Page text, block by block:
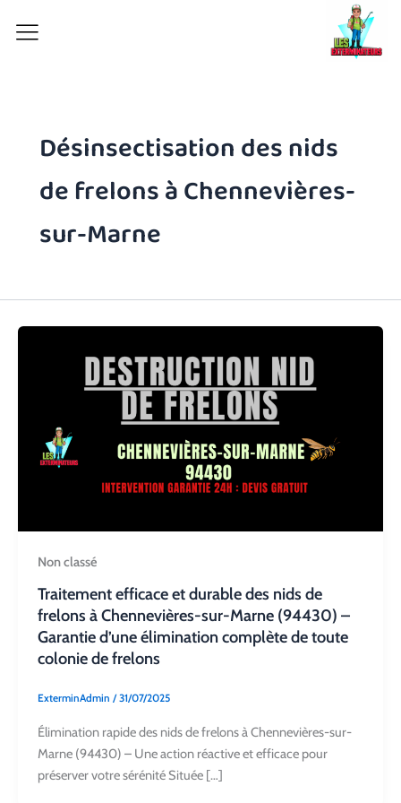
Désinsectisation des nids
de frelons à Chennevières-
sur-Marne
Non classé
Traitement efficace et durable des nids de
frelons à Chennevières-sur-Marne (94430) –
Garantie d’une élimination complète de toute
colonie de frelons
ExterminAdmin /31/07/2025
Élimination rapide des nids de frelons à Chennevières-sur-
Marne (94430) – Une action réactive et efficace pour
préserver votre sérénité Située […]